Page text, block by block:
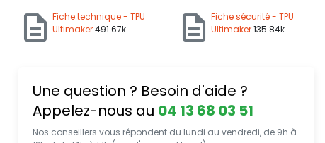
Fiche technique - TPU
Ultimaker491.67k
Fiche sécurité - TPU
Ultimaker135.84k
Une question ? Besoin d'aide ?
Appelez-nous au 04 13 68 03 51
Nos conseillers vous répondent du lundi au vendredi, de 9h à